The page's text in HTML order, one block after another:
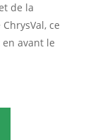
de la
ce
avant le